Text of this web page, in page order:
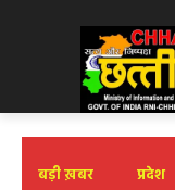
बड़ी ख़बर प्रदेश